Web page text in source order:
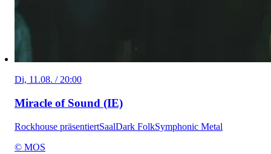
Di, 11.08. / 20:00
Miracle of Sound (IE)
Rockhouse präsentiertSaalDark FolkSymphonic Metal
© MOS